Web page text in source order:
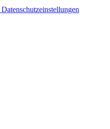
Datenschutzeinstellungen